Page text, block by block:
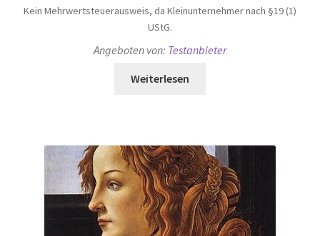
Kein Mehrwertsteuerausweis, da Kleinunternehmer nach §19 (1)
UStG.
Angeboten von: Testanbieter
Weiterlesen